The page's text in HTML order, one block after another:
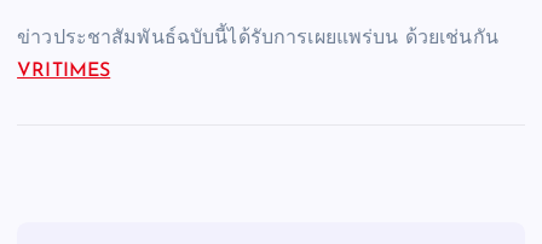
ข่าวประชาสัมพันธ์ฉบับนี้ได้รับการเผยแพร่บน ด้วยเช่นกัน
VRITIMES